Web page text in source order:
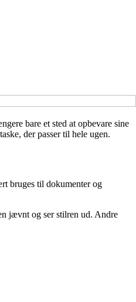
bare et sted at opbevare sine
der passer til hele ugen.
bruges til dokumenter og
jævnt og ser stilren ud. Andre